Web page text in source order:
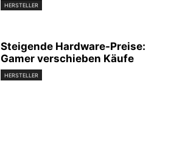
HERSTELLER
Steigende Hardware-Preise:
Gamer verschieben Käufe
HERSTELLER